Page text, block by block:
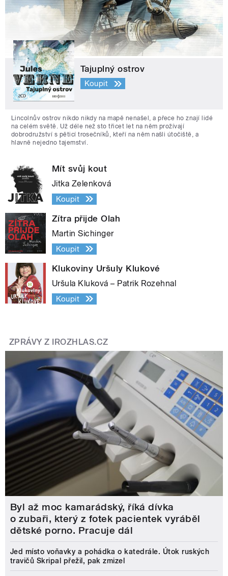
Tajuplný ostrov
Koupit
Lincolnův ostrov nikdo nikdy na mapě nenašel, a přece ho znají lidé
na celém světě. Už déle než sto třicet let na něm prožívají
dobrodružství s pěticí trosečníků, kteří na něm našli útočiště, a
hlavně nejedno tajemství.
Mít svůj kout
Jitka Zelenková
Koupit
Zítra přijde Olah
Martin Sichinger
Koupit
Klukoviny Uršuly Klukové
Uršula Kluková – Patrik Rozehnal
Koupit
ZPRÁVY Z IROZHLAS.CZ
Byl až moc kamarádský, říká dívka
o zubaři, který z fotek pacientek vyráběl
dětské porno. Pracuje dál
Jed místo voňavky a pohádka o katedrále. Útok ruských
travičů Skripal přežil, pak zmizel